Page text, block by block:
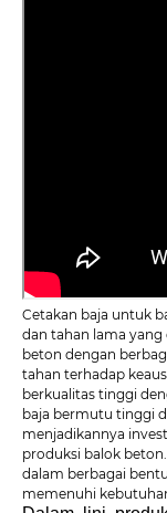
Cetakan baja untuk
dan tahan lama
beton dengan
tahan terhadap
berkualitas tinggi
baja bermutu tinggi
menjadikannya
produksi balok
dalam berbagai
memenuhi